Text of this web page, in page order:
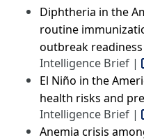
Diphtheria in the
routine
outbreak readiness
Intelligence Brief |
El Niño in the
health risks and
Intelligence Brief |
Anemia crisis